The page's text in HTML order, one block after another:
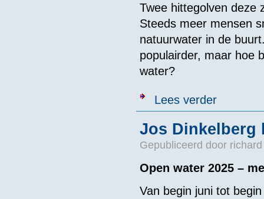
Twee hittegolven deze
Steeds meer mensen
natuurwater in de
populairder, maar hoe
water?
Lees verderover
Jos Dinkelberg
Gepubliceerd door
Open water 2025 –
Van begin juni tot